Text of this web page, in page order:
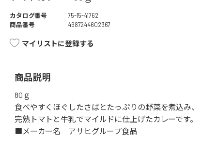
カタログ番号
75-15-41762
商品番号
4987244602367
マイリストに登録する
商品説明
80ｇ
食べやすくほぐしたさばとたっぷりの野菜を煮込み、
完熟トマトと牛乳でマイルドに仕上げたカレーです。
■メーカー名 アサヒグループ食品